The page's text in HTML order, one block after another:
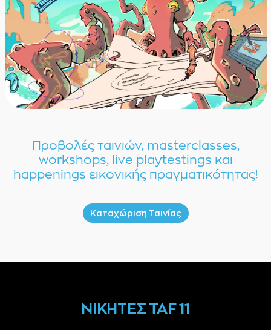
Προβολές ταινιών, masterclasses,
workshops, live playtestings και
happenings εικονικής πραγματικότητας!
Καταχώριση Ταινίας
ΝΙΚΗΤΕΣ TAF 11